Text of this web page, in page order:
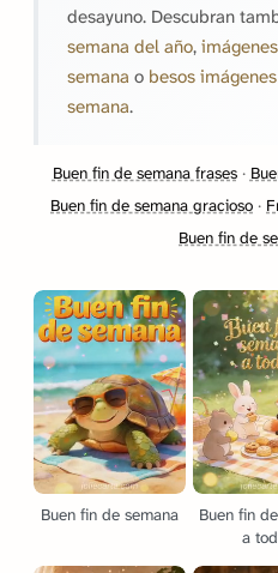
desayuno. Descubran
semana del año,
semana o besos
semana.
Buen fin de semana frases·
Buen fin de semana gracioso ·
Buen fin de
Buen fin de semana
Buen fin
a